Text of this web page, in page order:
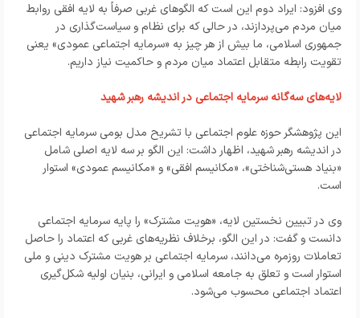
وی افزود: ایراد دوم این است که الگوهای غربی صرفاً به لایه افقی روابط
میان مردم می‌پردازند، در حالی که برای نظام و سیاست‌گذاری در
جمهوری اسلامی، ما بیش از هر چیز به «سرمایه اجتماعی عمودی» یعنی
تقویت رابطه متقابل اعتماد میان مردم و حاکمیت نیاز داریم.
لایه‌های سه‌گانه سرمایه اجتماعی در اندیشه رهبر شهید
این پژوهشگر حوزه علوم اجتماعی با تشریح مدل بومی سرمایه اجتماعی
در اندیشه رهبر شهید، اظهار داشت: این الگو بر سه لایه اصلی شامل
«بنیاد هستی‌شناختی»، «مکانیسم افقی» و «مکانیسم عمودی» استوار
است.
وی در تبیین نخستین لایه، «هویت مشترک» را پایه سرمایه اجتماعی
دانست و گفت: در این الگو، برخلاف نظریه‌های غربی که اعتماد را حاصل
تعاملات روزمره می‌دانند، سرمایه اجتماعی بر هویت مشترک دینی و ملی
استوار است و تعلق به جامعه اسلامی و ایرانی، بنیان اولیه شکل‌گیری
اعتماد اجتماعی محسوب می‌شود.